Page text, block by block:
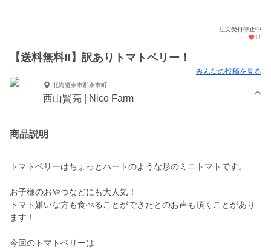
注文受付停止中
11
【送料無料‼️】訳ありトマトベリー！
みんなの投稿を見る
北海道余市郡余市町
西山賢亮 | Nico Farm
商品説明
トマトベリーはちょっとハートのような形のミニトマトです。
お子様のおやつなどにも大人気！
トマト嫌いな方も食べることができたとのお声も頂くことがあり
ます！
今回のトマトベリーは